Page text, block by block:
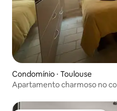
Condomínio ⋅ Toulouse
Apartamento charmoso no